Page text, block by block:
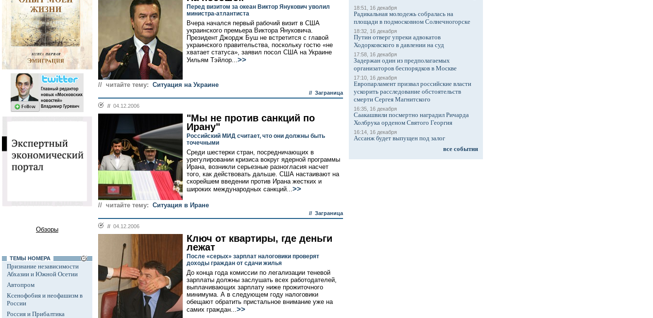
Обзоры
ТЕМЫ НОМЕРА
Признание независимости
Абхазии и Южной Осетии
Автопром
Ксенофобия и неофашизм в
России
Россия и Прибалтика
Перед визитом за океан Виктор Янукович уволил
министра-атлантиста
Вчера начался первый рабочий визит в США
украинского премьера Виктора Януковича.
Президент Джордж Буш не встретится с главой
украинского правительства, поскольку гостю «не
хватает статуса», заявил посол США на Украине
Уильям Тэйлор...>>
// читайте тему: Ситуация на Украине
// Заграница
// 04.12.2006
"Мы не против санкций по
Ирану"
Российский МИД считает, что они должны быть
точечными
Среди шестерки стран, посредничающих в
урегулировании кризиса вокруг ядерной программы
Ирана, возникли серьезные разногласия насчет
того, как действовать дальше. США настаивают на
скорейшем введении против Ирана жестких и
широких международных санкций...>>
// читайте тему: Ситуация в Иране
// Заграница
// 04.12.2006
Ключ от квартиры, где деньги
лежат
После «серых» зарплат налоговики проверят
доходы граждан от сдачи жилья
До конца года комиссии по легализации теневой
зарплаты должны заслушать всех работодателей,
выплачивающих зарплату ниже прожиточного
минимума. А в следующем году налоговики
обещают обратить пристальное внимание уже на
самих граждан...>>
18:51, 16 декабря
Радикальная молодежь собралась на
площади в подмосковном Солнечногорске
18:32, 16 декабря
Путин отверг упреки адвокатов
Ходорковского в давлении на суд
17:58, 16 декабря
Задержан один из предполагаемых
организаторов беспорядков в Москве
17:10, 16 декабря
Европарламент призвал российские власти
ускорить расследование обстоятельств
смерти Сергея Магнитского
16:35, 16 декабря
Саакашвили посмертно наградил Ричарда
Холбрука орденом Святого Георгия
16:14, 16 декабря
Ассанж будет выпущен под залог
все события